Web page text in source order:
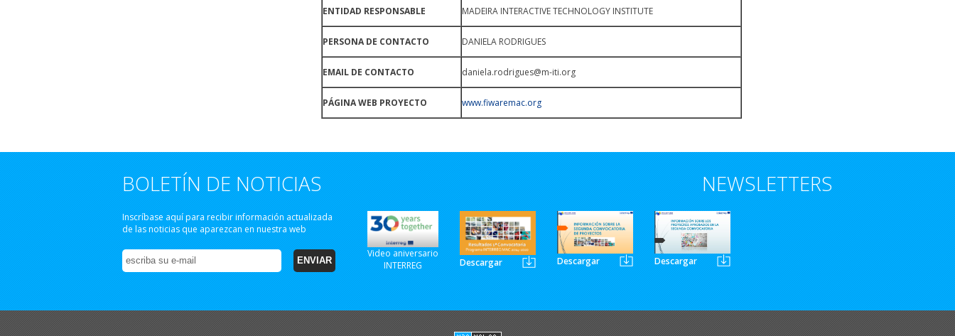
ENTIDAD RESPONSABLE MADEIRA INTERACTIVE TECHNOLOGY INSTITUTE
PERSONA DE CONTACTO DANIELA RODRIGUES
EMAIL DE CONTACTO daniela.rodrigues@m-iti.org
PÁGINA WEB PROYECTO www.fiwaremac.org
BOLETÍN DE NOTICIAS
Inscríbase aquí para recibir información actualizada
de las noticias que aparezcan en nuestra web
NEWSLETTERS
Video aniversario
INTERREG
Descargar Descargar Descargar